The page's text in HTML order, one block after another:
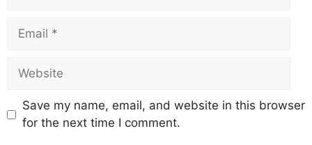
Save my name, email, and website in this browser
for the next time I comment.